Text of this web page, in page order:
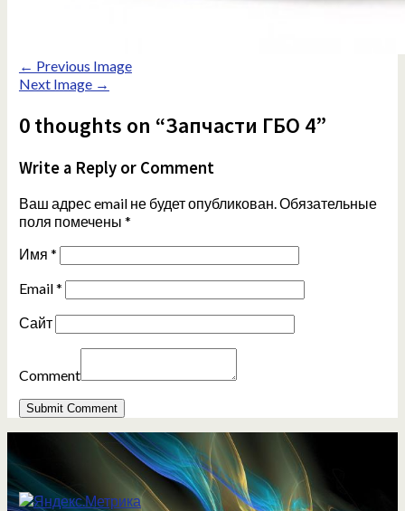
← Previous Image
Next Image →
0 thoughts on “Запчасти ГБО 4”
Write a Reply or Comment
Ваш адрес email не будет опубликован.Обязательные
поля помечены *
Имя *
Email*
Сайт
Comment